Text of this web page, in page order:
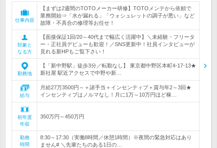
仕事内容
【まずは2週間のTOTOメーカー研修】TOTOメンテから依頼で
業務開始⇒「水が漏れる」「ウォシュレットの調子が悪い」など
故障・不具合の修理等お任せ！
対象と
なる方
【面接保証1回/20～40代まで幅広く活躍中】＼未経験・フリータ
ー・正社員デビューも歓迎！／SNS更新中！社員インタビューが
見れる新HPもご覧下さい！
勤務地
【「新中野駅」徒歩3分／転勤なし】 東京都中野区本町4-17-13★
新社屋 駅近アクセスで中野や新…
給与
月給27万3500円～＋諸手当＋インセンティブ＋賞与年2～3回★
インセンティブはノルマなし！月に1万～10万円ほど稼…
初年度
年収
350万円～450万円
勤務
時間
8:30～17:30（実働8時間／休憩1時間）※夜間の緊急対応はあり
ません# ＼先輩たちのある1日の…